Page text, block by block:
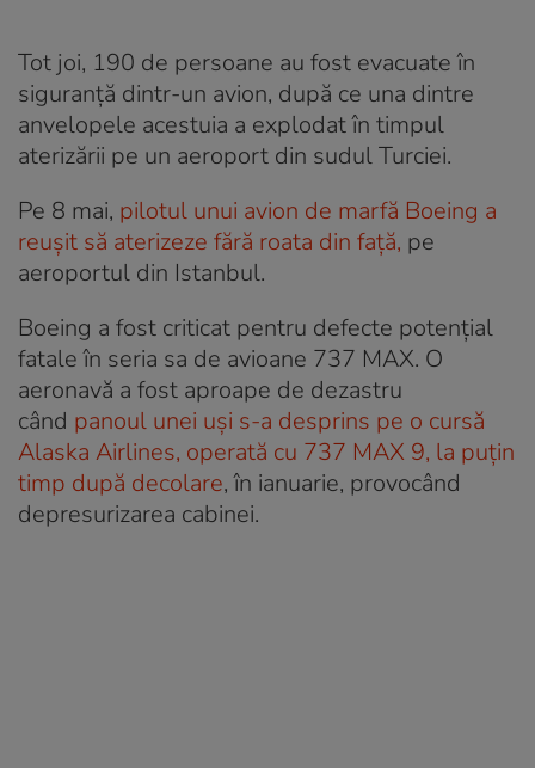
Tot joi, 190 de persoane au fost evacuate în
siguranță dintr-un avion, după ce una dintre
anvelopele acestuia a explodat în timpul
aterizării pe un aeroport din sudul Turciei.
Pe 8 mai, pilotul unui avion de marfă Boeing a
reușit să aterizeze fără roata din față, pe
aeroportul din Istanbul.
Boeing a fost criticat pentru defecte potențial
fatale în seria sa de avioane 737 MAX. O
aeronavă a fost aproape de dezastru
când panoul unei uși s-a desprins pe o cursă
Alaska Airlines, operată cu 737 MAX 9, la puțin
timp după decolare, în ianuarie, provocând
depresurizarea cabinei.